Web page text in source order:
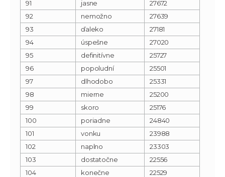
91 jasne
27672
92
nemožno
27639
93
ďaleko
27181
94
úspešne
27020
95
definitívne
25727
96
popoludní
25501
97
dlhodobo
25331
98
mierne
25200
99
skoro
25176
100
poriadne
24840
101
vonku
23988
102
naplno
23303
103
dostatočne
22556
104
konečne
22529